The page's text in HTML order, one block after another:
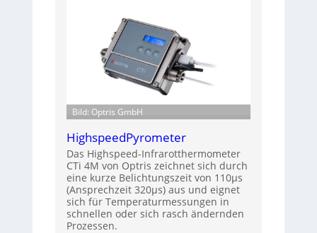
Bild: Optris GmbH
HighspeedPyrometer
Das Highspeed-Infrarotthermometer
CTi 4M von Optris zeichnet sich durch
eine kurze Belichtungszeit von 110µs
(Ansprechzeit 320µs) aus und eignet
sich für Temperaturmessungen in
schnellen oder sich rasch ändernden
Prozessen.